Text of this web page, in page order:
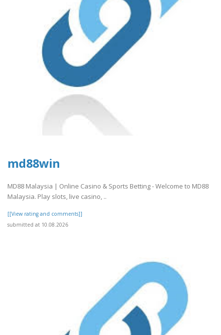
md88win
MD88 Malaysia | Online Casino & Sports Betting - Welcome to MD88
Malaysia. Play slots, live casino, ..
[[View rating and comments]]
submitted at 10.08.2026